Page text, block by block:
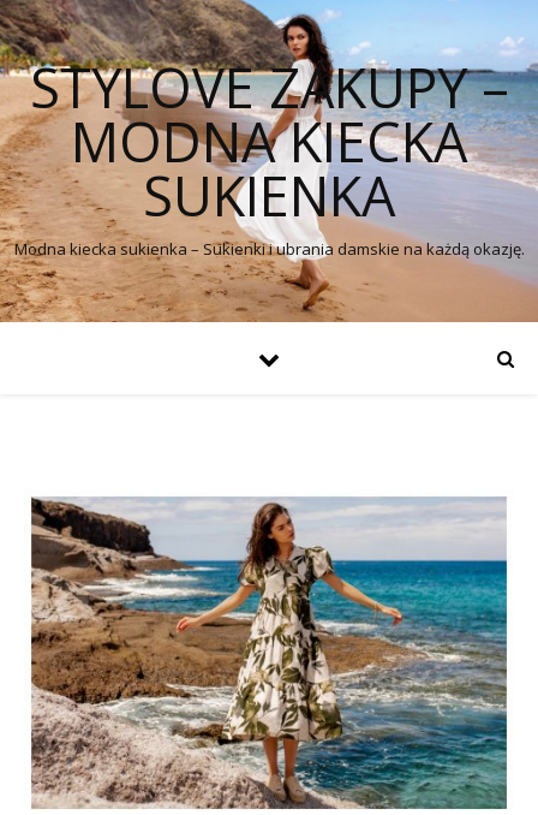
STYLOVE ZAKUPY –
MODNA KIECKA
SUKIENKA
Modna kiecka sukienka – Sukienki i ubrania damskie na każdą okazję.